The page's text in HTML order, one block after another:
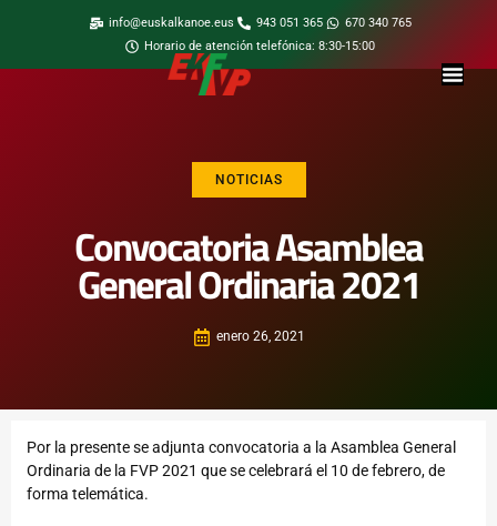
info@euskalkanoe.eus 943 051 365
670 340 765
Horario de atención telefónica: 8:30-15:00
NOTICIAS
Convocatoria Asamblea
General Ordinaria 2021
enero 26, 2021
Por la presente se adjunta convocatoria a la Asamblea General
Ordinaria de la FVP 2021 que se celebrará el 10 de febrero, de
forma telemática.